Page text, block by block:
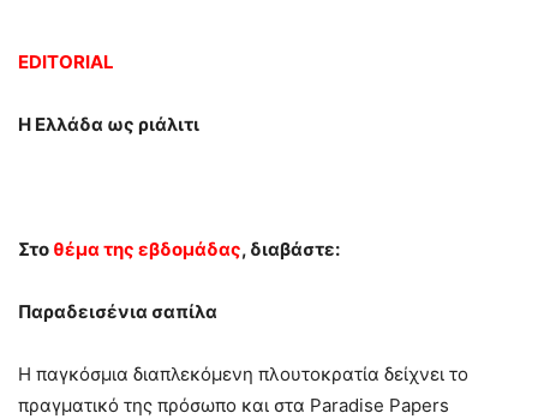
EDITORIAL
Η Ελλάδα ως ριάλιτι
Στο θέμα της εβδομάδας, διαβάστε:
Παραδεισένια σαπίλα
Η παγκόσμια διαπλεκόμενη πλουτοκρατία δείχνει το
πραγματικό της πρόσωπο και στα Paradise Papers